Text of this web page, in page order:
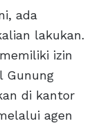
ada
lakukan.
izin
Gunung
di kantor
agen